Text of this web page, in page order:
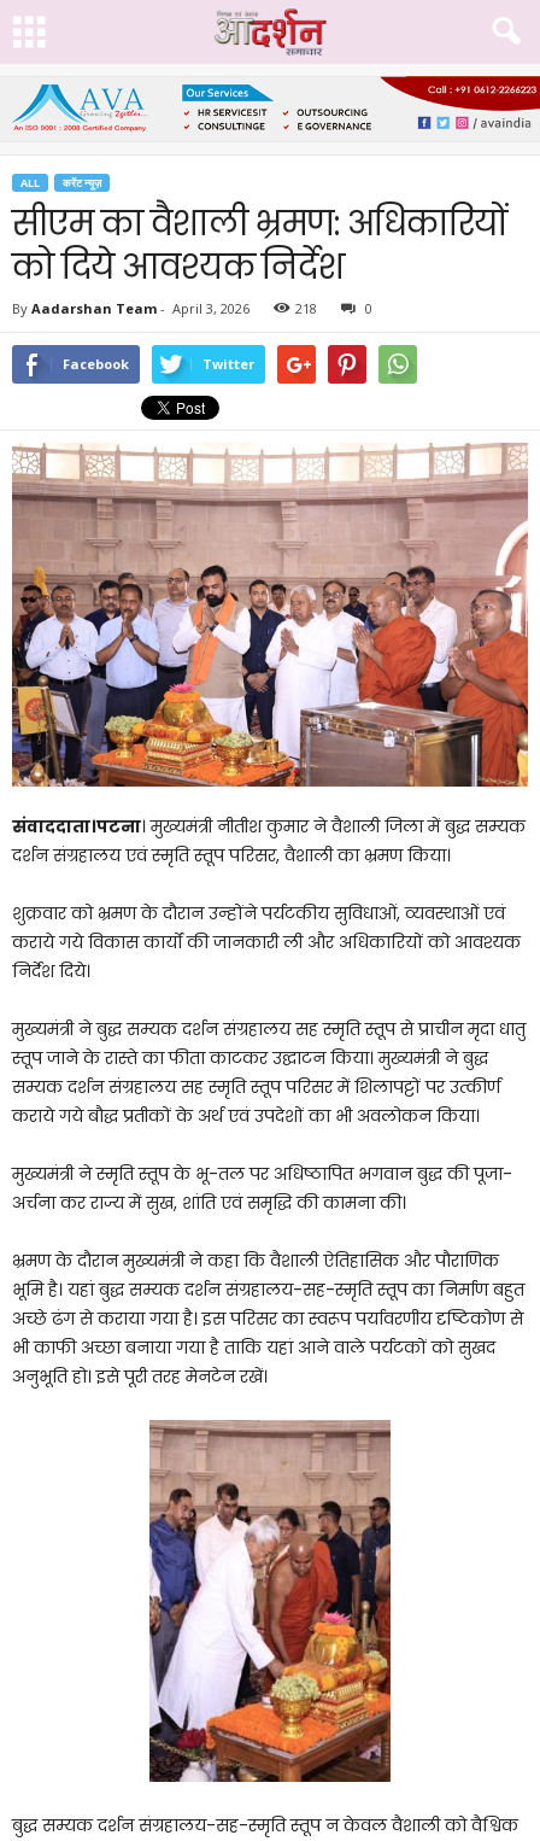
ALL करेंट न्यूज़
सीएम का वैशाली भ्रमण: अधिकारियों
को दिये आवश्यक निर्देश
By Aadarshan Team - April 3, 2026 218 0
Facebook Twitter
संवाददाता।पटना। मुख्यमंत्री नीतीश कुमार ने वैशाली जिला में बुद्ध सम्यक
दर्शन संग्रहालय एवं स्मृति स्तूप परिसर, वैशाली का भ्रमण किया।
शुक्रवार को भ्रमण के दौरान उन्होंने पर्यटकीय सुविधाओं, व्यवस्थाओं एवं
कराये गये विकास कार्यों की जानकारी ली और अधिकारियों को आवश्यक
निर्देश दिये।
मुख्यमंत्री ने बुद्ध सम्यक दर्शन संग्रहालय सह स्मृति स्तूप से प्राचीन मृदा धातु
स्तूप जाने के रास्ते का फीता काटकर उ‌द्घाटन किया। मुख्यमंत्री ने बुद्ध
सम्यक दर्शन संग्रहालय सह स्मृति स्तूप परिसर में शिलापट्टों पर उत्कीर्ण
कराये गये बौद्ध प्रतीकों के अर्थ एवं उपदेशों का भी अवलोकन किया।
मुख्यमंत्री ने स्मृति स्तूप के भू-तल पर अधिष्ठापित भगवान बुद्ध की पूजा-
अर्चना कर राज्य में सुख, शांति एवं समृद्धि की कामना की।
भ्रमण के दौरान मुख्यमंत्री ने कहा कि वैशाली ऐतिहासिक और पौराणिक
भूमि है। यहां बुद्ध सम्यक दर्शन संग्रहालय-सह-स्मृति स्तूप का निर्माण बहुत
अच्छे ढंग से कराया गया है। इस परिसर का स्वरूप पर्यावरणीय दृष्टिकोण से
भी काफी अच्छा बनाया गया है ताकि यहां आने वाले पर्यटकों को सुखद
अनुभूति हो। इसे पूरी तरह मेनटेन रखें।
बुद्ध सम्यक दर्शन संग्रहालय-सह-स्मृति स्तूप न केवल वैशाली को वैश्विक